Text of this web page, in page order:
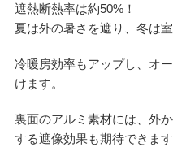
遮熱断熱率は約50%！
夏は外の暑さを遮り、冬は
冷暖房効率もアップし、オ
けます。
裏面のアルミ素材には、外
する遮像効果も期待できます